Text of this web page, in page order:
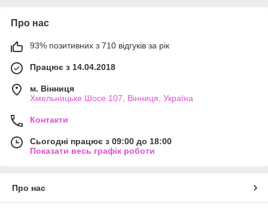
Про нас
93% позитивних з 710 відгуків за рік
Працює з 14.04.2018
м. Вінниця
Хмельницьке Шосе 107, Вінниця, Україна
Контакти
Сьогодні працює з 09:00 до 18:00
Показати весь графік роботи
Про нас